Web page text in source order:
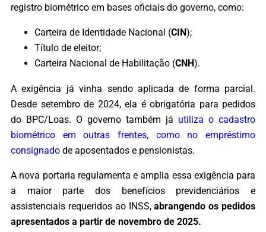
registro biométrico em bases oficiais do governo, como:
Carteira de Identidade Nacional (CIN);
Título de eleitor;
Carteira Nacional de Habilitação (CNH).
A exigência já vinha sendo aplicada de forma parcial.
Desde setembro de 2024, ela é obrigatória para pedidos
do BPC/Loas. O governo também já utiliza o cadastro
biométrico em outras frentes, como no empréstimo
consignado de aposentados e pensionistas.
A nova portaria regulamenta e amplia essa exigência para
a maior parte dos benefícios previdenciários e
assistenciais requeridos ao INSS,abrangendo os pedidos
apresentados a partir de novembro de 2025.